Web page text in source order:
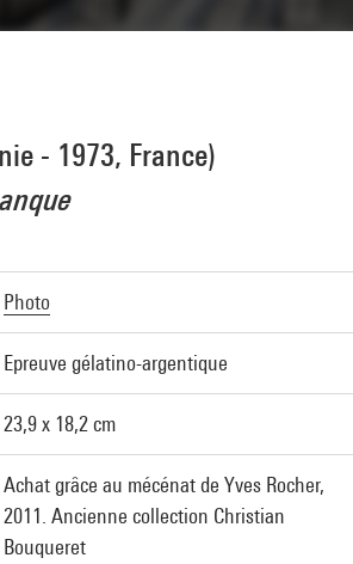
- 1973, France)
Photo
Epreuve gélatino-argentique
23,9 x 18,2 cm
Achat grâce au mécénat de Yves Rocher,
2011. Ancienne collection Christian
Bouqueret